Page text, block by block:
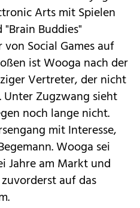
Arts mit Spielen
Buddies"
Social Games auf
ist Wooga nach der
Vertreter, der nicht
Unter Zugzwang sieht
noch lange nicht.
mit Interesse,
Wooga sei
Jahre am Markt und
auf das